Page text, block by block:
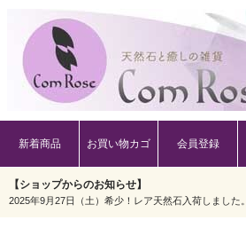
新着商品 お買い物カゴ 会員登録
【ショップからのお知らせ】
2025年9月27日（土）希少！レア天然石入荷しました。